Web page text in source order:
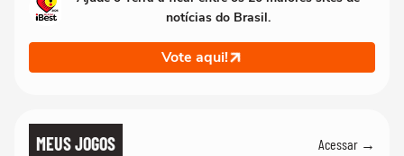
notícias do Brasil.
Vote aqui!
MEUS JOGOS Acessar →